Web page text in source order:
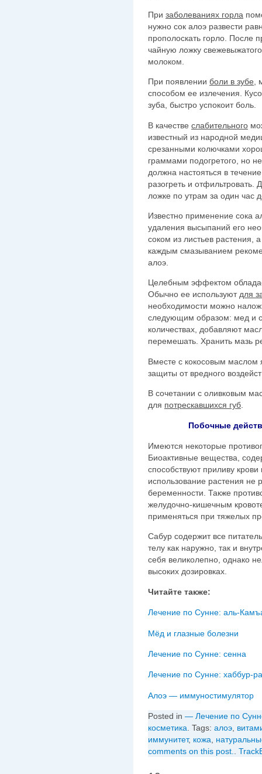
При заболеваниях горла
нужно сок алоэ развести
прополоскать горло. После
чайную ложку
молоком.
При появлении боли в зубе,
способом ее излечения.
зуба, быстро успокоит боль.
В качестве слабительного
известный из народной
срезанными колючками
граммами подогретого, но
должна настояться в
разогреть и
ложке по утрам за один час
Известно применение сока
удаления высыпаний его
соком из листьев растения,
каждым смазыванием
алоэ.
Целебным эффектом
Обычно ее используютдля
необходимости можно
следующим образом: мед и
количествах, добавляют
перемешать. Хранить мазь
Вместе с кокосовым маслом
защиты от вредного
В сочетании с оливковым
для потрескавшихся губ.
Побочные
Имеются некоторые
Биоактивные вещества,
способствуют приливу
использование растения не
беременности. Также
желудочно-кишечным
применяться при тяжелых
Сабур содержит все
телу как наружно, так и
себя великолепно, однако
высоких дозировках.
Читайте также:
Мёд и глазные болезни
Лечение по Сунне: сенна
Алоэ — иммуностимулятор
Posted in — Лечение по
косметика . Tags: алоэ
иммунитет, кожа
comments on this post.